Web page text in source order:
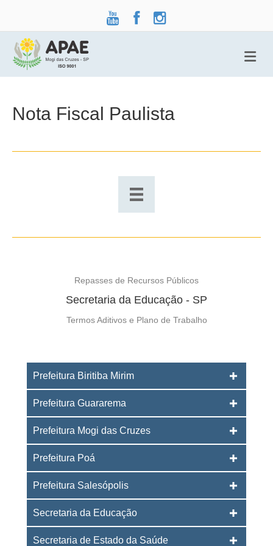
Nota Fiscal Paulista
Repasses de Recursos Públicos
Secretaria da Educação - SP
Termos Aditivos e Plano de Trabalho
Prefeitura Biritiba Mirim
Prefeitura Guararema
Prefeitura Mogi das Cruzes
Prefeitura Poá
Prefeitura Salesópolis
Secretaria da Educação
Secretaria de Estado da Saúde